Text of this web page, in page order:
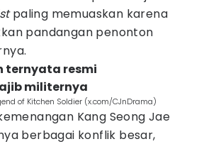
paling memuaskan karena
pandangan penonton
ternyata resmi
militernya
of Kitchen Soldier (x.com/CJnDrama)
Kang Seong Jae
berbagai konflik besar,